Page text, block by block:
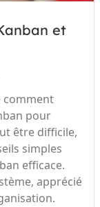
et
comment
pour
être difficile,
simples
efficace.
apprécié